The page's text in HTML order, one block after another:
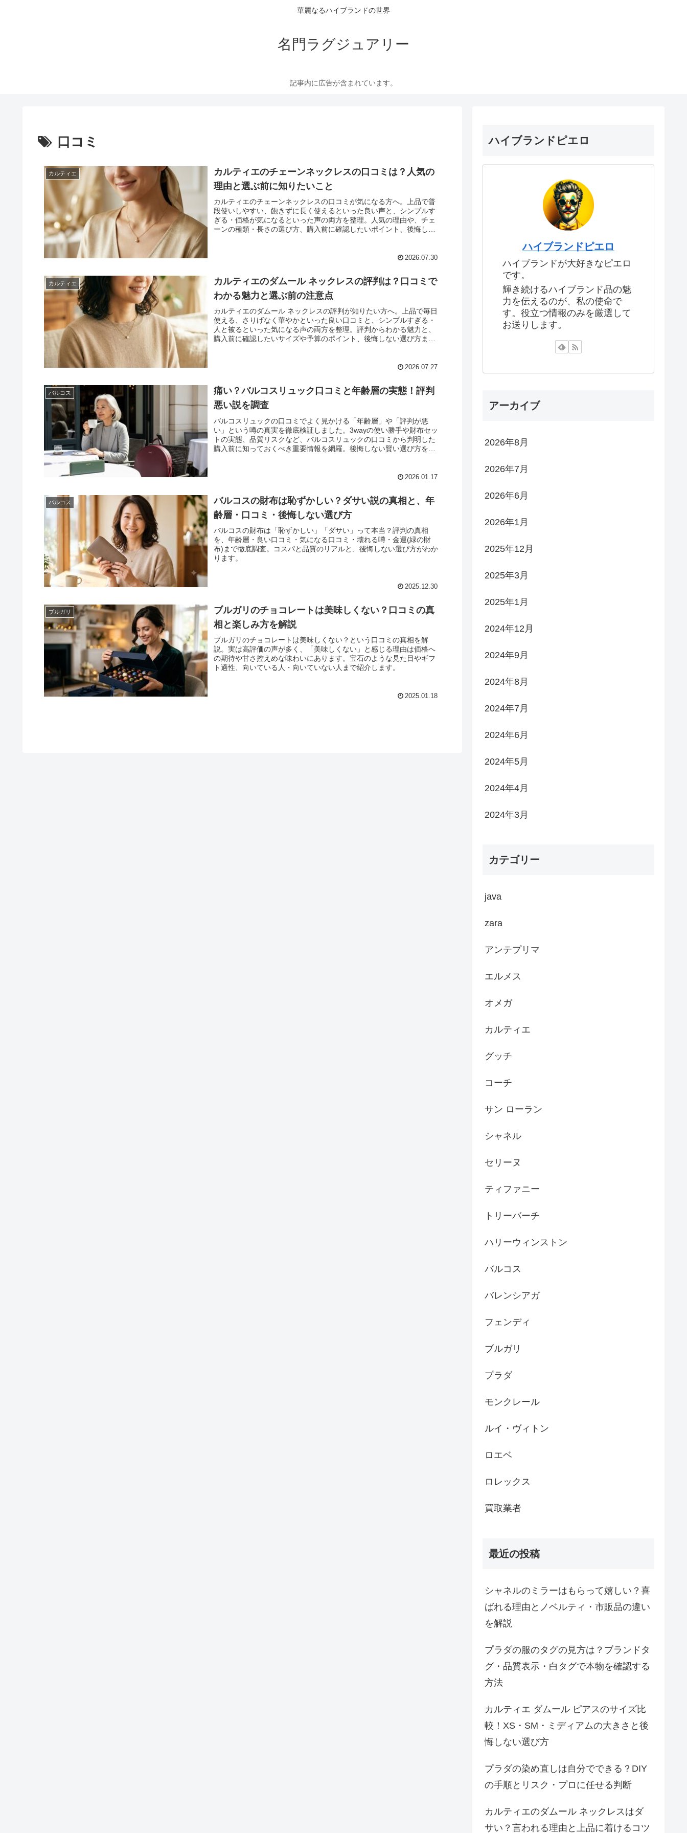
華麗なるハイブランドの世界
名門ラグジュアリー
記事内に広告が含まれています。
口コミ
カルティエ
カルティエのチェーンネックレスの口コミは？人気の
理由と選ぶ前に知りたいこと
カルティエのチェーンネックレスの口コミが気になる方へ。上品で普
段使いしやすい、飽きずに長く使えるといった良い声と、シンプルす
ぎる・価格が気になるといった声の両方を整理。人気の理由や、チェ
ーンの種類・長さの選び方、購入前に確認したいポイント、後悔しな
2026.07.30
カルティエ
カルティエのダムール ネックレスの評判は？口コミで
わかる魅力と選ぶ前の注意点
カルティエのダムール ネックレスの評判が知りたい方へ。上品で毎日
使える、さりげなく華やかといった良い口コミと、シンプルすぎる・
人と被るといった気になる声の両方を整理。評判からわかる魅力と、
購入前に確認したいサイズや予算のポイント、後悔しない選び方まで
2026.07.27
バルコス
痛い？バルコスリュック口コミと年齢層の実態！評判
悪い説を調査
バルコスリュックの口コミでよく見かける「年齢層」や「評判が悪
い」という噂の真実を徹底検証しました。3wayの使い勝手や財布セッ
トの実態、品質リスクなど、バルコスリュックの口コミから判明した
購入前に知っておくべき重要情報を網羅。後悔しない賢い選び方を伝
2026.01.17
バルコス
バルコスの財布は恥ずかしい？ダサい説の真相と、年
齢層・口コミ・後悔しない選び方
バルコスの財布は「恥ずかしい」「ダサい」って本当？評判の真相
を、年齢層・良い口コミ・気になる口コミ・壊れる噂・金運(緑の財
布)まで徹底調査。コスパと品質のリアルと、後悔しない選び方がわか
ります。
2025.12.30
ブルガリ
ブルガリのチョコレートは美味しくない？口コミの真
相と楽しみ方を解説
ブルガリのチョコレートは美味しくない？という口コミの真相を解
説。実は高評価の声が多く、「美味しくない」と感じる理由は価格へ
の期待や甘さ控えめな味わいにあります。宝石のような見た目やギフ
ト適性、向いている人・向いていない人まで紹介します。
2025.01.18
ハイブランドピエロ
ハイブランドピエロ
ハイブランドが大好きなピエロ
です。
輝き続けるハイブランド品の魅
力を伝えるのが、私の使命で
す。役立つ情報のみを厳選して
お送りします。
アーカイブ
2026年8月
2026年7月
2026年6月
2026年1月
2025年12月
2025年3月
2025年1月
2024年12月
2024年9月
2024年8月
2024年7月
2024年6月
2024年5月
2024年4月
2024年3月
カテゴリー
java
zara
アンテプリマ
エルメス
オメガ
カルティエ
グッチ
コーチ
サン ローラン
シャネル
セリーヌ
ティファニー
トリーバーチ
ハリーウィンストン
バルコス
バレンシアガ
フェンディ
ブルガリ
プラダ
モンクレール
ルイ・ヴィトン
ロエベ
ロレックス
買取業者
最近の投稿
シャネルのミラーはもらって嬉しい？喜
ばれる理由とノベルティ・市販品の違い
を解説
プラダの服のタグの見方は？ブランドタ
グ・品質表示・白タグで本物を確認する
方法
カルティエ ダムール ピアスのサイズ比
較！XS・SM・ミディアムの大きさと後
悔しない選び方
プラダの染め直しは自分でできる？DIY
の手順とリスク・プロに任せる判断
カルティエのダムール ネックレスはダ
サい？言われる理由と上品に着けるコツ